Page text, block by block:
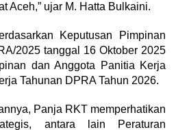
Aceh,” ujar M. Hatta Bulkaini.
Keputusan Pimpinan
2025 tanggal 16 Oktober 2025
dan Anggota Panitia Kerja
Tahunan DPRA Tahun 2026.
Panja RKT memperhatikan
antara lain Peraturan